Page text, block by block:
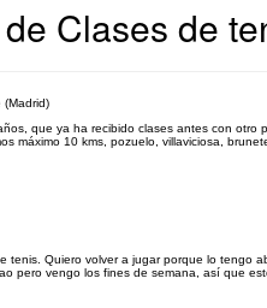
Clases de
(Madrid)
que ya ha recibido clases antes con
máximo 10 kms, pozuelo, villaviciosa,
tenis. Quiero volver a jugar porque lo
pero vengo los fines de semana, así que